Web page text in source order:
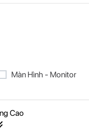
Màn Hình - Monitor